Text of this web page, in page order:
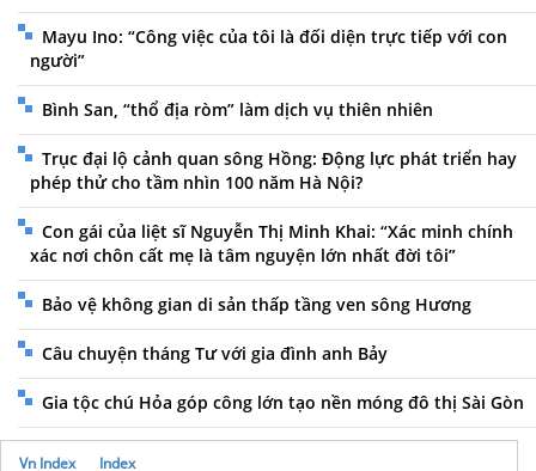
Mayu Ino: “Công việc của tôi là đối diện trực tiếp với con
người”
Bình San, “thổ địa ròm” làm dịch vụ thiên nhiên
Trục đại lộ cảnh quan sông Hồng: Động lực phát triển hay
phép thử cho tầm nhìn 100 năm Hà Nội?
Con gái của liệt sĩ Nguyễn Thị Minh Khai: “Xác minh chính
xác nơi chôn cất mẹ là tâm nguyện lớn nhất đời tôi”
Bảo vệ không gian di sản thấp tầng ven sông Hương
Câu chuyện tháng Tư với gia đình anh Bảy
Gia tộc chú Hỏa góp công lớn tạo nền móng đô thị Sài Gòn
Vn Index
Index